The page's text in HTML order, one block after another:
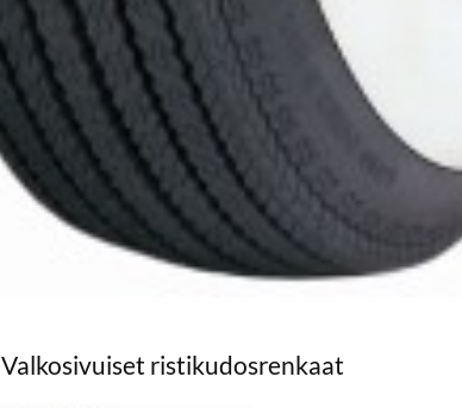
Valkosivuiset ristikudosrenkaat